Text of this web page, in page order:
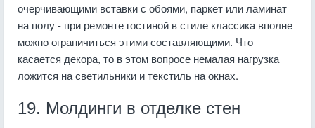
очерчивающими вставки с обоями, паркет или ламинат
на полу - при ремонте гостиной в стиле классика вполне
можно ограничиться этими составляющими. Что
касается декора, то в этом вопросе немалая нагрузка
ложится на светильники и текстиль на окнах.
19. Молдинги в отделке стен